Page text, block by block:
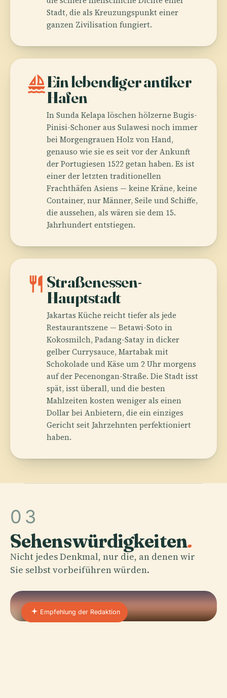
Stadt, die als Kreuzungspunkt einer
ganzen Zivilisation fungiert.
sailingEin lebendiger antiker
Hafen
In Sunda Kelapa löschen hölzerne Bugis-
Pinisi-Schoner aus Sulawesi noch immer
bei Morgengrauen Holz von Hand,
genauso wie sie es seit vor der Ankunft
der Portugiesen 1522 getan haben. Es ist
einer der letzten traditionellen
Frachthäfen Asiens — keine Kräne, keine
Container, nur Männer, Seile und Schiffe,
die aussehen, als wären sie dem 15.
Jahrhundert entstiegen.
restaurant Straßenessen-
Hauptstadt
Jakartas Küche reicht tiefer als jede
Restaurantszene — Betawi-Soto in
Kokosmilch, Padang-Satay in dicker
gelber Currysauce, Martabak mit
Schokolade und Käse um 2 Uhr morgens
auf der Pecenongan-Straße. Die Stadt isst
spät, isst überall, und die besten
Mahlzeiten kosten weniger als einen
Dollar bei Anbietern, die ein einziges
Gericht seit Jahrzehnten perfektioniert
haben.
03
Sehenswürdigkeiten.
Nicht jedes Denkmal, nur die, an denen wir
Sie selbst vorbeiführen würden.
Empfehlung der Redaktion